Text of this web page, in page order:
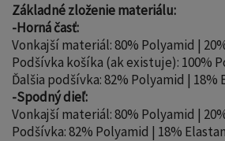
Základné zloženie materiálu:
-Horná časť:
Vonkajší materiál: 80% Polyamid |
Podšívka košíka (ak existuje): 100%
Ďalšia podšívka: 82% Polyamid | 18%
-Spodný dieľ:
Vonkajší materiál: 80% Polyamid |
Podšívka: 82% Polyamid | 18% Elastan